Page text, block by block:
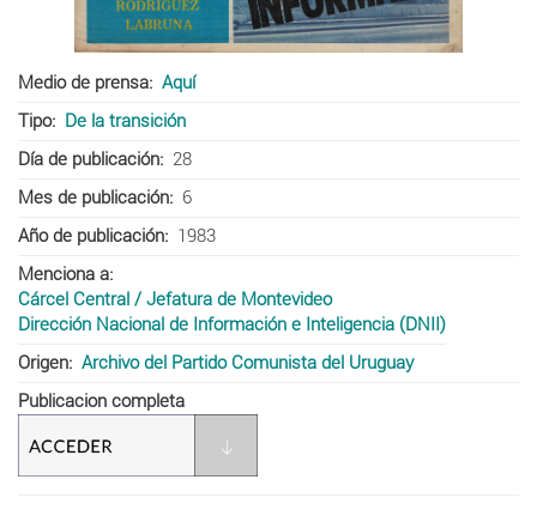
Medio de prensa
Aquí
Tipo
De la transición
Día de publicación
28
Mes de publicación
6
Año de publicación
1983
Menciona a
Cárcel Central / Jefatura de Montevideo
Dirección Nacional de Información e Inteligencia (DNII)
Origen
Archivo del Partido Comunista del Uruguay
Publicacion completa